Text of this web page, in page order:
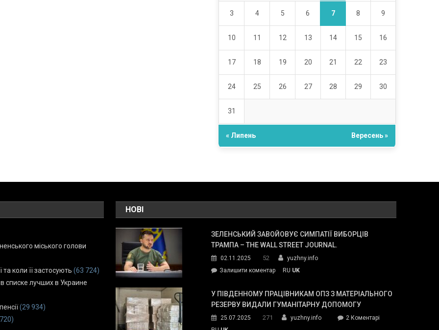
3 4 5 6 7 8 9
10 11 12 13 14 15 16
17 18 19 20 21 22 23
24 25 26 27 28 29 30
31
« Липень Вересень »
міського голови
коли її застосують (63 724)
списке лучших в Украине
(29 934)
НОВІ
ЗЕЛЕНСЬКИЙ ЗАВОЙОВУЄ СИМПАТІЇ ВИБОРЦІВ
ТРАМПА – THE WALL STREET JOURNAL.
02.11.2025 52
yuzhny.info
Залишити коментарon
завойовує
симпатії
Трампа
RU UK
У ПІВДЕННОМУ ПРАЦІВНИКАМ ОПЗ З МАТЕРІАЛЬНОГО
РЕЗЕРВУ ВИДАЛИ ГУМАНІТАРНУ ДОПОМОГУ
25.07.2025 271 yuzhny.info 2 Коментарідо